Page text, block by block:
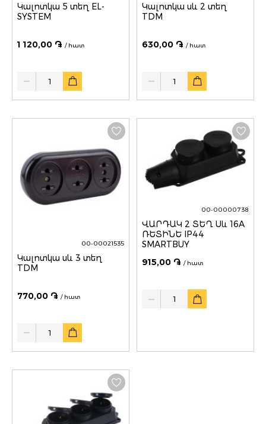
Կալոտկա 5 տեղ EL-
SYSTEM
1 120,00 ֏ / հատ
Quantity
Կալոտկա սև 2 տեղ
TDM
630,00 ֏ / հատ
Quantity
00-00021535
Կալոտկա սև 3 տեղ
TDM
770,00 ֏ / հատ
Quantity
00-00000738
ՎԱՐԴԱԿ 2 ՏԵՂ Սև 16A
ՌԵՏԻՆԵ IP44
SMARTBUY
915,00 ֏ / հատ